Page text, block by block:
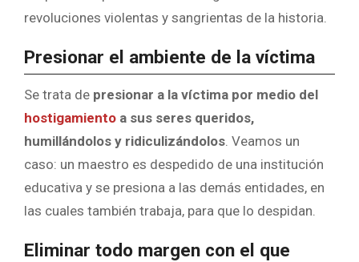
revoluciones violentas y sangrientas de la historia.
Presionar el ambiente de la víctima
Se trata de presionar a la víctima por medio del
hostigamiento a sus seres queridos,
humillándolos y ridiculizándolos . Veamos un
caso: un maestro es despedido de una institución
educativa y se presiona a las demás entidades, en
las cuales también trabaja, para que lo despidan.
Eliminar todo margen con el que